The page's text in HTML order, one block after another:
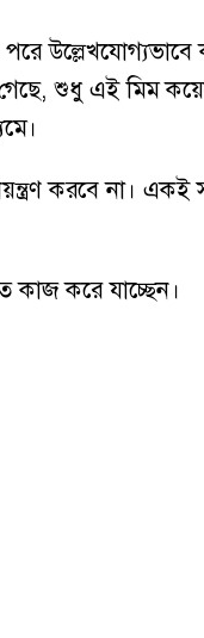
গেছে, শুধু এই মিম
করবে না।
কাজ করে যাচ্ছেন।